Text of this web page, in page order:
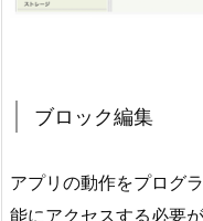
ブロック編集
アプリの動作をプログ
能にアクセスする必要